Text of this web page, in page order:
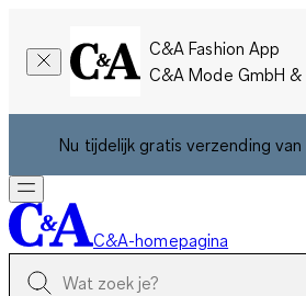
C&A Fashion App
C&A Mode GmbH &
Nu tijdelijk gratis verzending
C&A-homepagina